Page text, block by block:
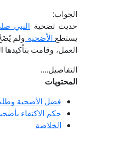
الجواب:
حديث تضحية النبي
يستطع الأضحية ولم
العمل، وقامت
التفاصيل....
المحتويات
فضل الأضحية
حكم الاكتفاء
الخلاصة